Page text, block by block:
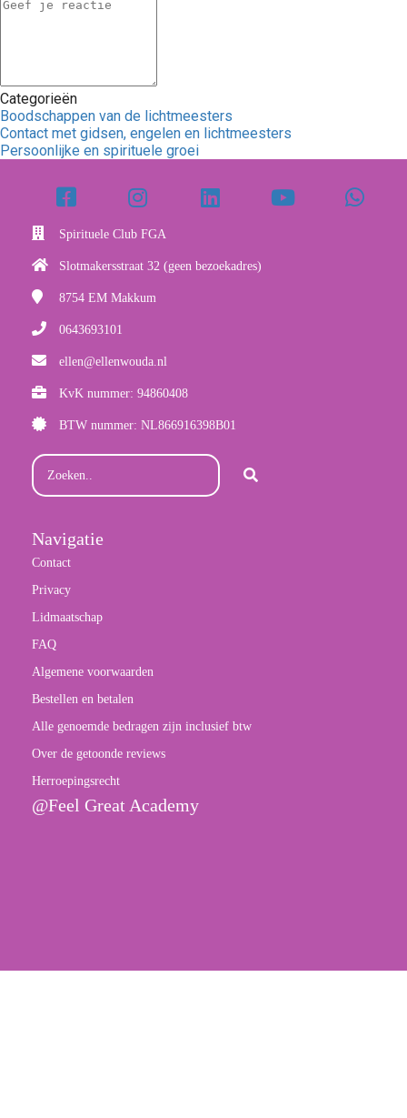
Categorieën
Boodschappen van de lichtmeesters
Contact met gidsen, engelen en lichtmeesters
Persoonlijke en spirituele groei
Spirituele Club FGA
Slotmakersstraat 32 (geen bezoekadres)
8754 EM Makkum
0643693101
ellen@ellenwouda.nl
KvK nummer: 94860408
BTW nummer: NL866916398B01
Navigatie
Contact
Privacy
Lidmaatschap
FAQ
Algemene voorwaarden
Bestellen en betalen
Alle genoemde bedragen zijn inclusief btw
Over de getoonde reviews
Herroepingsrecht
@Feel Great Academy